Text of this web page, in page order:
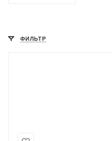
ФИЛЬТР